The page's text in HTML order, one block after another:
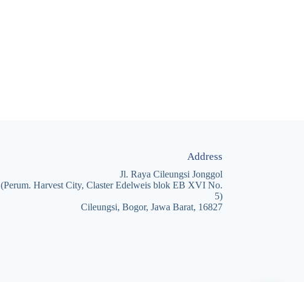
Address
Jl. Raya Cileungsi Jonggol
(Perum. Harvest City, Claster Edelweis blok EB XVI No.
5)
Cileungsi, Bogor, Jawa Barat, 16827